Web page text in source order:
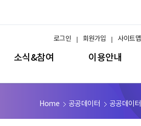
소식&참여 이용안내
로그인 회원가입 사이트맵
Home 공공데이터 공공데이터